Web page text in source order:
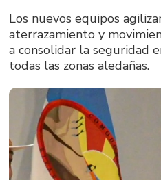
Los nuevos equipos
aterrazamiento y
a consolidar la seguridad
todas las zonas aledañas.